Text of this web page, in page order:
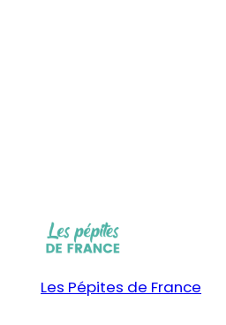
Les Pépites de France